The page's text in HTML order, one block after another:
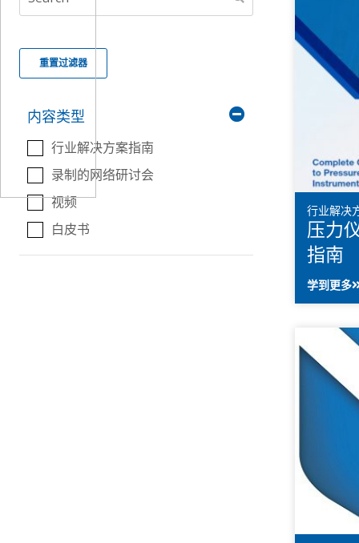
重置过滤器
内容类型
行业解决方案指南
录制的网络研讨会
视频
白皮书
行业解决
压力
指南
学到更多